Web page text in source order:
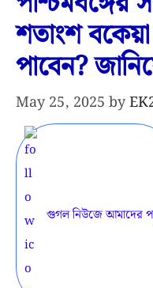
শতাংশ বকেয়া
পাবেন?
May 25, 2025 by
গুগল নিউজে আমাদের